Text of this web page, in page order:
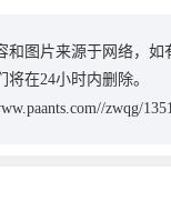
和图片来源于网络，如
在24小时内删除。
zwqg/